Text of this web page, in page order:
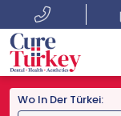
Wo In Der Türkei: